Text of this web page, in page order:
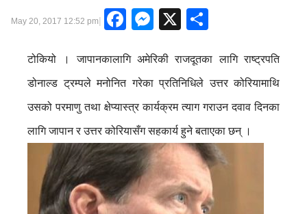
May 20, 2017 12:52 pm| Facebook
Messenger
X
टोकियो । जापानकालागि अमेरिकी राजदूतका लागि राष्ट्रपति
डोनाल्ड ट्रम्पले मनोनित गरेका प्रतिनिधिले उत्तर कोरियामाथि
उसको परमाणु तथा क्षेप्यास्त्र कार्यक्रम त्याग गराउन दवाव दिनका
लागि जापान र उत्तर कोरियासँग सहकार्य हुने बताएका छन् ।